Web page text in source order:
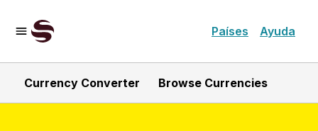
Países Ayuda
Currency Converter Browse Currencies